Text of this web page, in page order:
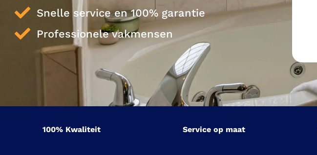
Snelle service en 100% garantie
Professionele vakmensen
100% Kwaliteit Service op maat